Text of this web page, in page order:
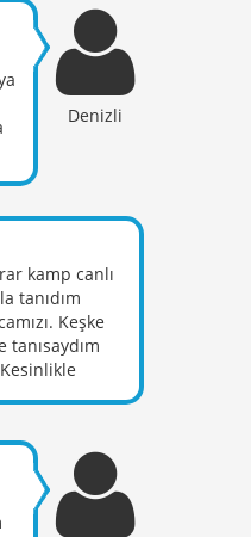
Denizli
kamp canlı
tanıdım
Keşke
tanısaydım
oldu da biz
alanı